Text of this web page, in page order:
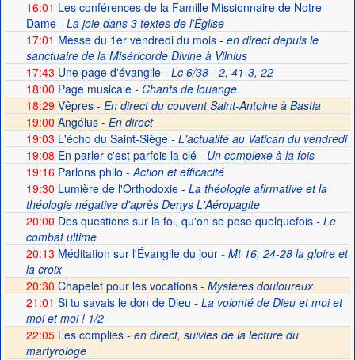
16:01 Les conférences de la Famille Missionnaire de Notre-
Dame- La joie dans 3 textes de l'Église
17:01 Messe du 1er vendredi du mois- en direct depuis le
sanctuaire de la Miséricorde Divine à Vilnius
17:43 Une page d'évangile- Lc 6/38 - 2, 41-3, 22
18:00 Page musicale- Chants de louange
18:29 Vêpres - En direct du couvent Saint-Antoine à Bastia
19:00 Angélus - En direct
19:03 L'écho du Saint-Siège- L'actualité au Vatican du vendredi
19:08 En parler c'est parfois la clé- Un complexe à la fois
19:16Parlons philo - Action et efficacité
19:30 Lumière de l'Orthodoxie- La théologie afirmative et la
théologie négative d'après Denys L'Aéropagite
20:00 Des questions sur la foi, qu'on se pose quelquefois- Le
combat ultime
20:13 Méditation sur l'Évangile du jour- Mt 16, 24-28 la gloire et
la croix
20:30 Chapelet pour les vocations - Mystères douloureux
21:01 Si tu savais le don de Dieu - La volonté de Dieu et moi et
moi et moi ! 1/2
22:05Les complies - en direct, suivies de la lecture du
martyrologe